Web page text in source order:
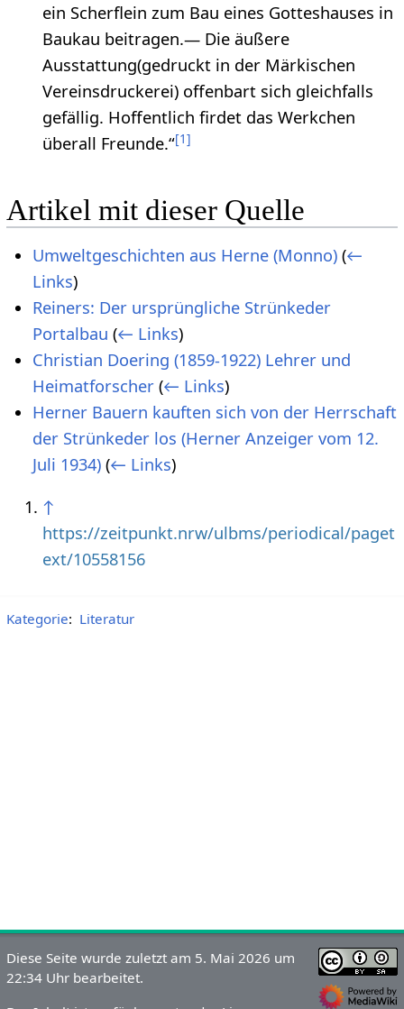
ein Scherflein zum Bau eines Gotteshauses in
Baukau beitragen.— Die äußere
Ausstattung(gedruckt in der Märkischen
Vereins­druckerei) offenbart sich gleichfalls
gefällig. Hoffentlich firdet das Werkchen
überall Freunde.“[1]
Artikel mit dieser Quelle
Umweltgeschichten aus Herne (Monno) (←
Links)
Reiners: Der ursprüngliche Strünkeder
Portalbau (← Links)
Christian Doering (1859-1922) Lehrer und
Heimatforscher (← Links)
Herner Bauern kauften sich von der Herrschaft
der Strünkeder los (Herner Anzeiger vom 12.
Juli 1934) (← Links)
↑
https://zeitpunkt.nrw/ulbms/periodical/paget
ext/10558156
Kategorie: Literatur
Diese Seite wurde zuletzt am 5. Mai 2026 um
22:34 Uhr bearbeitet.